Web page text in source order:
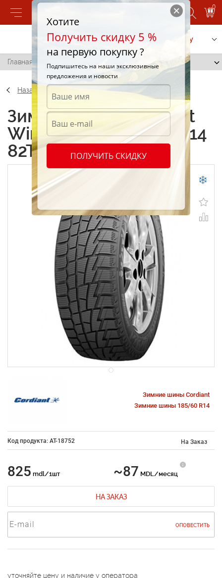
0
Позвонить Заказать услугу
Главная / Cordiant Winter Drive 185/60 R14 82T
Назад
Зимние шины Cordiant
Winter Drive 185/60 R14
82T
Зимние шины Cordiant
Зимние шины 185/60 R14
Код продукта: AT-18752 На Заказ
825 mdl/1шт ~87 MDL/месяц
НА ЗАКАЗ
ОПОВЕСТИТЬ
уточняйте цену и наличие у оператора
Хотите
Получить скидку 5 %
на первую покупку ?
Подпишитесь на наши эксклюзивные
предложения и новости
ПОЛУЧИТЬ СКИДКУ